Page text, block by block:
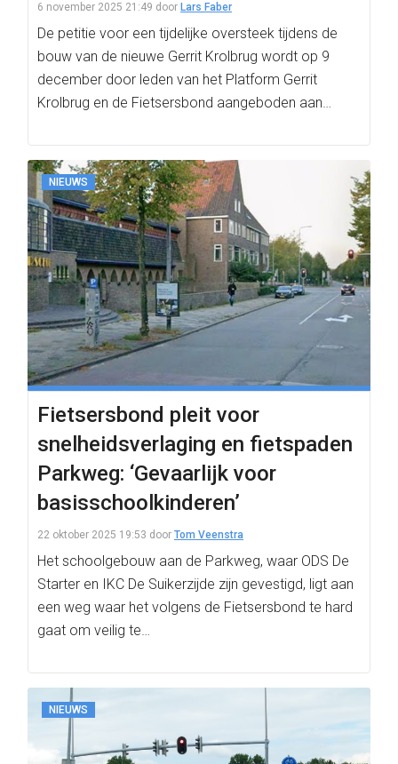
6 november 2025 21:49 door Lars Faber
De petitie voor een tijdelijke oversteek tijdens de
bouw van de nieuwe Gerrit Krolbrug wordt op 9
december door leden van het Platform Gerrit
Krolbrug en de Fietsersbond aangeboden aan…
NIEUWS
Fietsersbond pleit voor
snelheidsverlaging en fietspaden
Parkweg: ‘Gevaarlijk voor
basisschoolkinderen’
22 oktober 2025 19:53 door Tom Veenstra
Het schoolgebouw aan de Parkweg, waar ODS De
Starter en IKC De Suikerzijde zijn gevestigd, ligt aan
een weg waar het volgens de Fietsersbond te hard
gaat om veilig te…
NIEUWS